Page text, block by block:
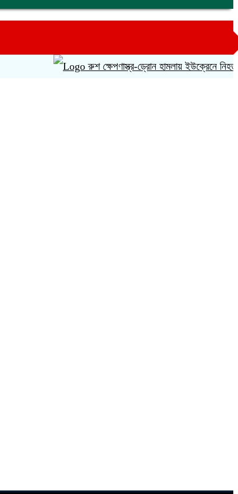
রুশ ক্ষেপণাস্ত্র-ড্রোন হামলায় ইউক্রেনে নিহত ১৪